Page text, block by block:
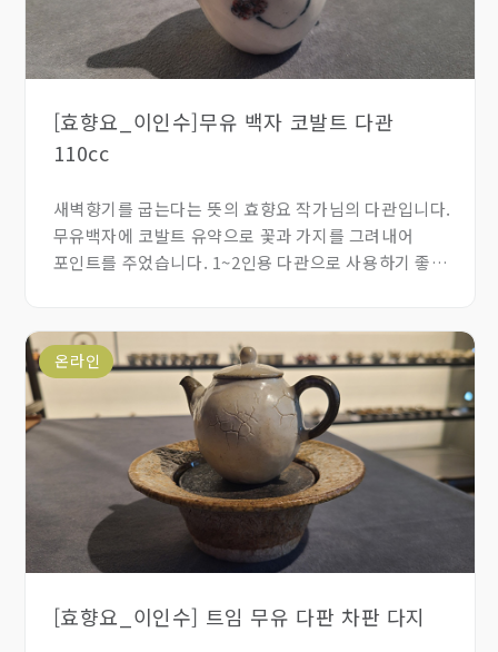
[효향요_이인수]무유 백자 코발트 다관
110cc
새벽향기를 굽는다는 뜻의 효향요 작가님의 다관입니다.
무유백자에 코발트 유약으로 꽃과 가지를 그려내어
포인트를 주었습니다. 1~2인용 다관으로 사용하기 좋은
온라인
[효향요_이인수] 트임 무유 다판 차판 다지